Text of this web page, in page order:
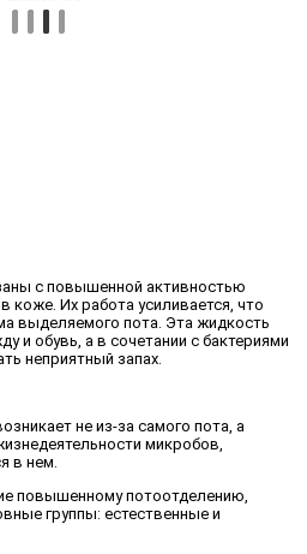
с повышенной активностью
коже. Их работа усиливается, что
выделяемого пота. Эта жидкость
и обувь, а в сочетании с бактериями
неприятный запах.
не из-за самого пота, а
микробов,
в нем.
повышенному потоотделению,
группы: естественные и